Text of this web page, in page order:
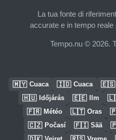
La tua fonte di
accurate e in tempo
Tempo.nu © 2026.
🇲🇾 Cuaca 🇮🇩 Cuaca 🇪🇸
🇭🇺 Időjárás 🇪🇪 Ilm
🇫🇷 Météo 🇱🇹 Oras
🇨🇿 Počasí 🇫🇮 Sää